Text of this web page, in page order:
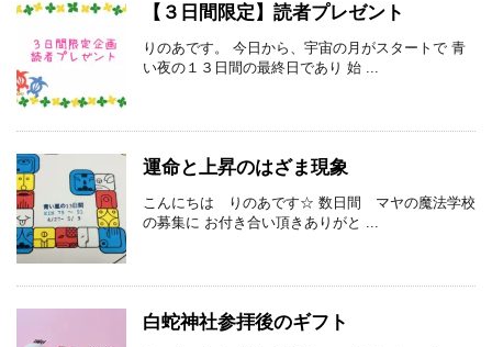
【３日間限定】読者プレゼント
りのあです。 今日から、宇宙の月がスタートで 青
い夜の１３日間の最終日であり 始 ...
運命と上昇のはざま現象
こんにちは りのあです☆ 数日間 マヤの魔法学校
の募集に お付き合い頂きありがと ...
白蛇神社参拝後のギフト